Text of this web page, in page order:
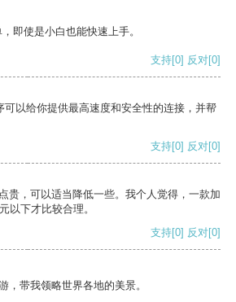
即使是小白也能快速上手。
支持[0] 反对[0]
以给你提供最高速度和安全性的连接，并帮
支持[0] 反对[0]
贵，可以适当降低一些。我个人觉得，一款加
以下才比较合理。
支持[0] 反对[0]
，带我领略世界各地的美景。